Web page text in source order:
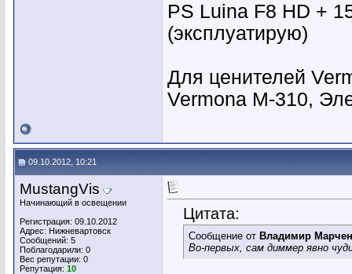
PS Luina F8 HD +
(эксплуатирую)
Для ценителей
Vermona M-310,
09.10.2012, 10:21
MustangVis
Начинающий в освещении
Регистрация: 09.10.2012
Адрес: Нижневартовск
Сообщений: 5
Поблагодарили: 0
Вес репутации: 0
Репутация: 10
Цитата:
Сообщение от Владимир
Во-первых, сам диммер явно